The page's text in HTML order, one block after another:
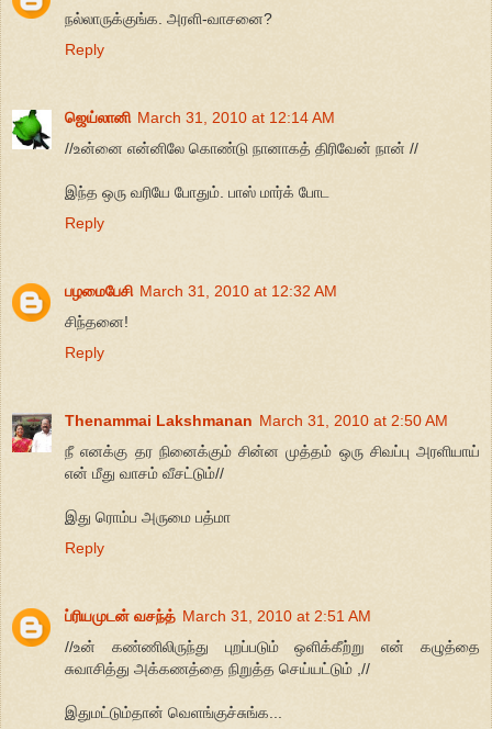
நல்லாருக்குங்க. அரளி-வாசனை?
Reply
ஜெய்லானி March 31, 2010 at 12:14 AM
//உன்னை என்னிலே கொண்டு நானாகத் திரிவேன் நான் //
இந்த ஒரு வரியே போதும். பாஸ் மார்க் போட
Reply
பழமைபேசி March 31, 2010 at 12:32 AM
சிந்தனை!
Reply
Thenammai Lakshmanan March 31, 2010 at 2:50 AM
நீ எனக்கு தர நினைக்கும் சின்ன முத்தம் ஒரு சிவப்பு அரளியாய்
என் மீது வாசம் வீசட்டும்//
இது ரொம்ப அருமை பத்மா
Reply
ப்ரியமுடன் வசந்த் March 31, 2010 at 2:51 AM
//உன் கண்ணிலிருந்து புறப்படும் ஒளிக்கீற்று என் கழுத்தை
சுவாசித்து அக்கணத்தை நிறுத்த செய்யட்டும் ,//
இதுமட்டும்தான் வெளங்குச்சுங்க...